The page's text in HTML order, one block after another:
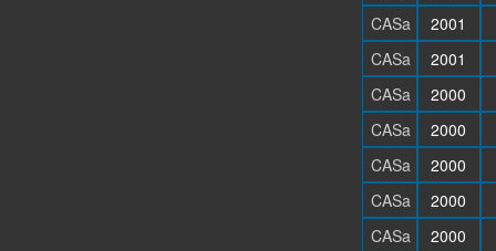
CASa
2001
CASa
2001
CASa
2000
CASa
2000
CASa
2000
CASa
2000
CASa
2000